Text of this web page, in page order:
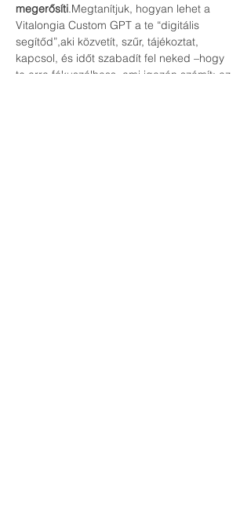
megerősíti.Megtanítjuk, hogyan lehet a
Vitalongia Custom GPT a te “digitális
segítőd”,aki közvetít, szűr, tájékoztat,
kapcsol, és időt szabadít fel neked –hogy
te arra fókuszálhass, ami igazán számít: az